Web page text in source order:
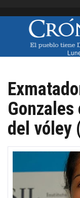
del vóley